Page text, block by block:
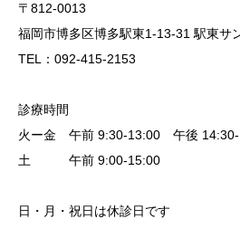
〒812-0013
福岡市博多区博多駅東1-13-31 駅東サ
TEL：092-415-2153
診療時間
火ー金 午前 9:30-13:00 午後 14:30-
土 午前 9:00-15:00
日・月・祝日は休診日です